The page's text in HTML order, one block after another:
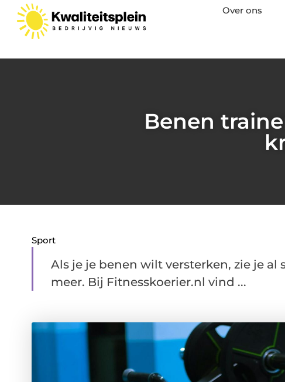
Over ons
Benen
Sport
Als je je benen wilt versterken, zie je
meer. Bij Fitnesskoerier.nl vind ...